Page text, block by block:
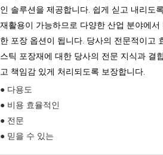
인 솔루션을 제공합니다. 쉽게 싣고 내리도
재활용이 가능하므로 다양한 산업 분야에
한 포장 옵션이 됩니다. 당사의 전문적이고
스틱 포장재에 대한 당사의 전문 지식과 결
고 책임감 있게 처리되도록 보장합니다.
● 다용도
● 비용 효율적인
● 전문
● 믿을 수 있는